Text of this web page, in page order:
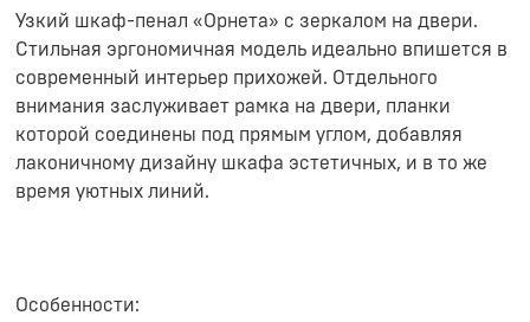
Узкий шкаф-пенал «Орнета» с зеркалом на двери.
Стильная эргономичная модель идеально впишется в
современный интерьер прихожей. Отдельного
внимания заслуживает рамка на двери, планки
которой соединены под прямым углом, добавляя
лаконичному дизайну шкафа эстетичных, и в то же
время уютных линий.
Особенности: